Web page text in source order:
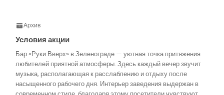
Архив
Условия акции
Бар «Руки Вверх» в Зеленограде — уютная точка притяжения
любителей приятной атмосферы. Здесь каждый вечер звучит
музыка, располагающая к расслаблению и отдыху после
насыщенного рабочего дня. Интерьер заведения выдержан в